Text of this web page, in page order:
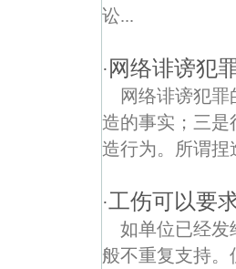
讼...
· 网络诽谤犯
网络诽谤犯
造的事实；三
造行为。所谓捏
·工伤可以要
如单位已经发
般不重复支持